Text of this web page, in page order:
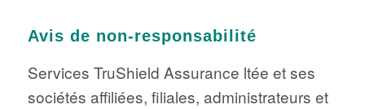
Avis de non-responsabilité
Services TruShield Assurance ltée et ses
sociétés affiliées, filiales, administrateurs et